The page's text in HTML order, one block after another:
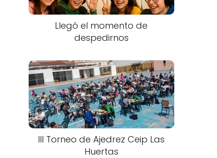
Llegó el momento de
despedirnos
III Torneo de Ajedrez Ceip Las
Huertas